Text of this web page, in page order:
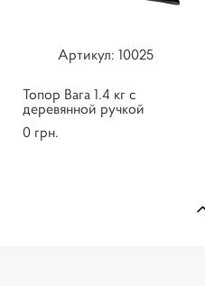
Артикул: 10025
Топор Вага 1.4 кг с
деревянной ручкой
0 грн.